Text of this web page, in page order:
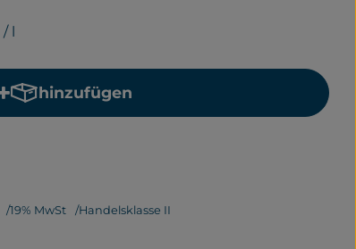
/ l
hinzufügen
Produkt zum Warenkorb hinzufügen
19% MwSt Handelsklasse II